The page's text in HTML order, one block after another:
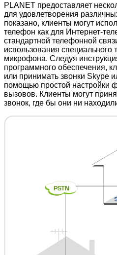
PLANET предоставляет
для удовлетворения
показано, клиенты могут
телефон как для Интернет-
стандартной телефонной
использования специального
микрофона. Следуя
программного обеспечения,
или принимать звонки Skype
помощью простой настройки
вызовов. Клиенты могут
звонок, где бы они ни